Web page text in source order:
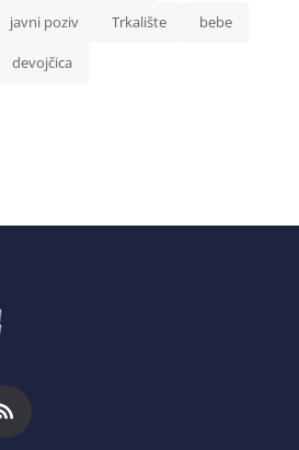
javni poziv Trkalište bebe
devojčica